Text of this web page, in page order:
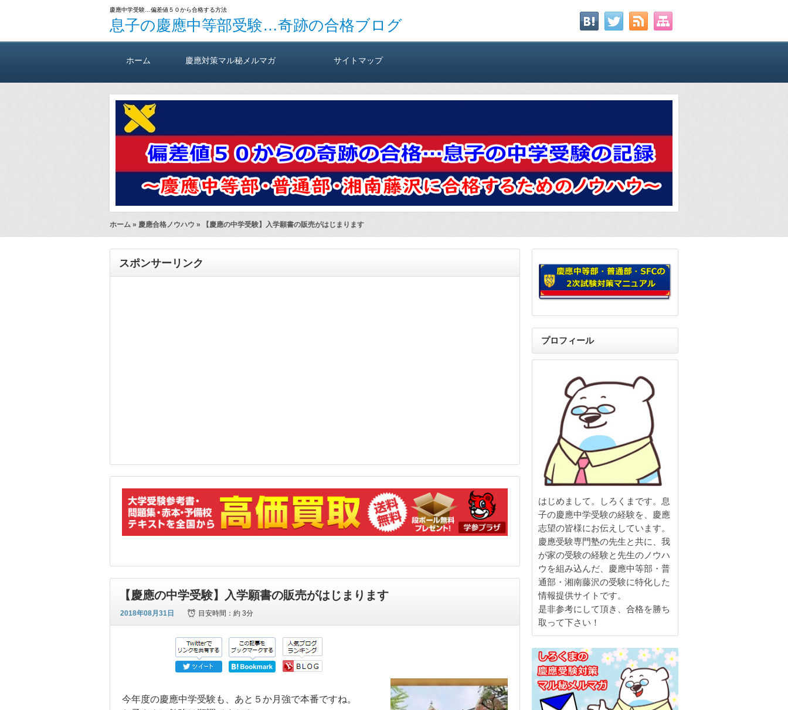
慶應中学受験…偏差値５０から合格する方法
息子の慶應中等部受験…奇跡の合格ブログ
ホーム 慶應対策マル秘メルマガ サイトマップ
ホーム » 慶應合格ノウハウ » 【慶應の中学受験】入学願書の販売がはじまります
スポンサーリンク
【慶應の中学受験】入学願書の販売がはじまります
2018年08月31日 目安時間：約 3分
今年度の慶應中学受験も、あと５か月強で本番ですね。
プロフィール
はじめまして。しろくまです。息
子の慶應中学受験の経験を、慶應
志望の皆様にお伝えしています。
慶應受験専門塾の先生と共に、我
が家の受験の経験と先生のノウハ
ウを組み込んだ、慶應中等部・普
通部・湘南藤沢の受験に特化した
情報提供サイトです。
是非参考にして頂き、合格を勝ち
取って下さい！